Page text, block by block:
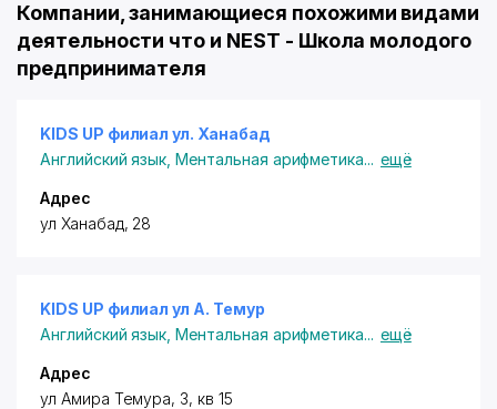
Компании, занимающиеся похожими видами
деятельности что и NEST - Школа молодого
предпринимателя
KIDS UP филиал ул. Ханабад
Английский язык ,Ментальная арифметика... ещё
Адрес
ул Ханабад, 28
KIDS UP филиал ул А. Темур
Английский язык ,Ментальная арифметика... ещё
Адрес
ул Амира Темура, 3, кв 15